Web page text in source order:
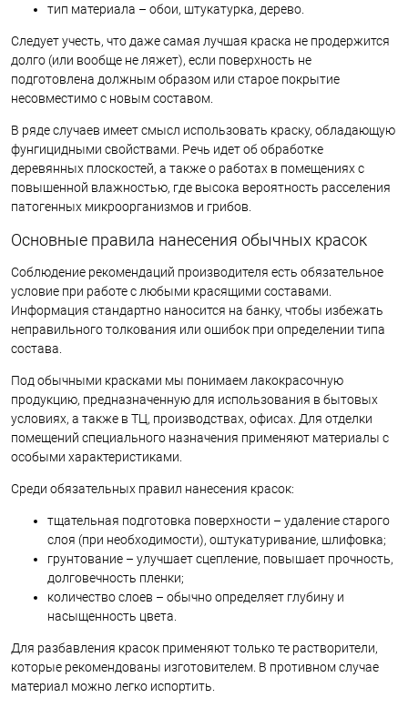
тип материала – обои, штукатурка, дерево.
Следует учесть, что даже самая лучшая краска не продержится
долго (или вообще не ляжет), если поверхность не
подготовлена должным образом или старое покрытие
несовместимо с новым составом.
В ряде случаев имеет смысл использовать краску, обладающую
фунгицидными свойствами. Речь идет об обработке
деревянных плоскостей, а также о работах в помещениях с
повышенной влажностью, где высока вероятность расселения
патогенных микроорганизмов и грибов.
Основные правила нанесения обычных красок
Соблюдение рекомендаций производителя есть обязательное
условие при работе с любыми красящими составами.
Информация стандартно наносится на банку, чтобы избежать
неправильного толкования или ошибок при определении типа
состава.
Под обычными красками мы понимаем лакокрасочную
продукцию, предназначенную для использования в бытовых
условиях, а также в ТЦ, производствах, офисах. Для отделки
помещений специального назначения применяют материалы с
особыми характеристиками.
Среди обязательных правил нанесения красок:
тщательная подготовка поверхности – удаление старого
слоя (при необходимости), оштукатуривание, шлифовка;
грунтование – улучшает сцепление, повышает прочность,
долговечность пленки;
количество слоев – обычно определяет глубину и
насыщенность цвета.
Для разбавления красок применяют только те растворители,
которые рекомендованы изготовителем. В противном случае
материал можно легко испортить.